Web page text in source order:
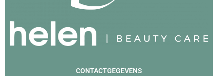
CONTACTGEGEVENS